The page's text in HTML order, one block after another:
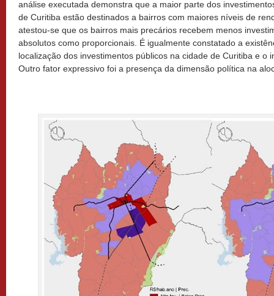
análise executada demonstra que a maior parte dos
de Curitiba estão destinados a bairros com maiores níveis de
atestou-se que os bairros mais precários recebem menos
absolutos como proporcionais. É igualmente constatado a
localização dos investimentos públicos na cidade de Curitiba e o
Outro fator expressivo foi a presença da dimensão política na